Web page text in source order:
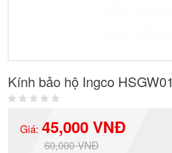
Kính bảo hộ Ingco HSGW01
Giá:45,000 VNĐ
60,000 VNĐ